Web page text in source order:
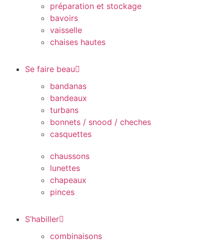
préparation et stockage
bavoirs
vaisselle
chaises hautes
Se faire beau
bandanas
bandeaux
turbans
bonnets / snood / cheches
casquettes
chaussons
lunettes
chapeaux
pinces
S’habiller
combinaisons